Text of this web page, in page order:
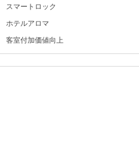
スマートロック
ホテルアロマ
客室付加価値向上